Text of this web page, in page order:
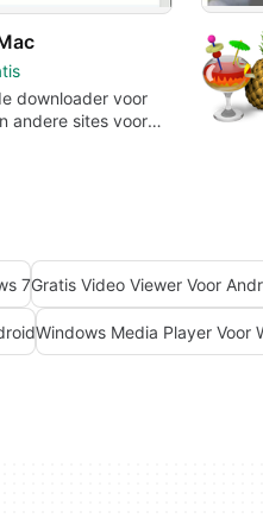
downloader voor
andere sites voor
7Gratis Video Viewer Voor
Windows Media Player Voor